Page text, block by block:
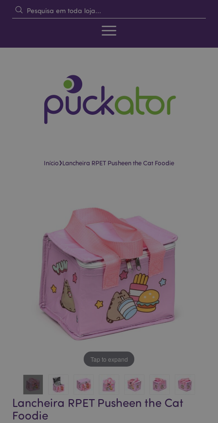
Início›Lancheira RPET Pusheen the Cat Foodie
Tap to expand
Lancheira RPET Pusheen the Cat
Foodie